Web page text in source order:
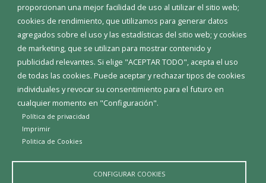
proporcionan una mejor facilidad de uso al utilizar el sitio web;
cookies de rendimiento, que utilizamos para generar datos
agregados sobre el uso y las estadísticas del sitio web; y cookies
de marketing, que se utilizan para mostrar contenido y
publicidad relevantes. Si elige "ACEPTAR TODO", acepta el uso
de todas las cookies. Puede aceptar y rechazar tipos de cookies
individuales y revocar su consentimiento para el futuro en
cualquier momento en "Configuración".
Política de privacidad
Imprimir
Politica de Cookies
CONFIGURAR COOKIES
INICIAR SESIÓN
MAPA WEB